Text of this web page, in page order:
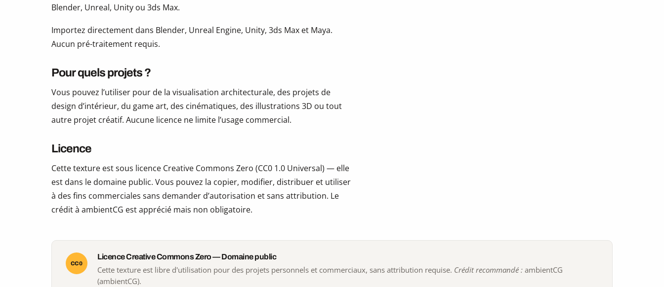
Blender, Unreal, Unity ou 3ds Max.
Importez directement dans Blender, Unreal Engine, Unity, 3ds Max et Maya.
Aucun pré-traitement requis.
Pour quels projets ?
Vous pouvez l’utiliser pour de la visualisation architecturale, des projets de
design d’intérieur, du game art, des cinématiques, des illustrations 3D ou tout
autre projet créatif. Aucune licence ne limite l’usage commercial.
Licence
Cette texture est sous licence Creative Commons Zero (CC0 1.0 Universal) — elle
est dans le domaine public. Vous pouvez la copier, modifier, distribuer et utiliser
à des fins commerciales sans demander d’autorisation et sans attribution. Le
crédit à ambientCG est apprécié mais non obligatoire.
CC0
Licence Creative Commons Zero — Domaine public
Cette texture est libre d'utilisation pour des projets personnels et commerciaux, sans attribution requise. Crédit recommandé : ambientCG
(ambientCG).